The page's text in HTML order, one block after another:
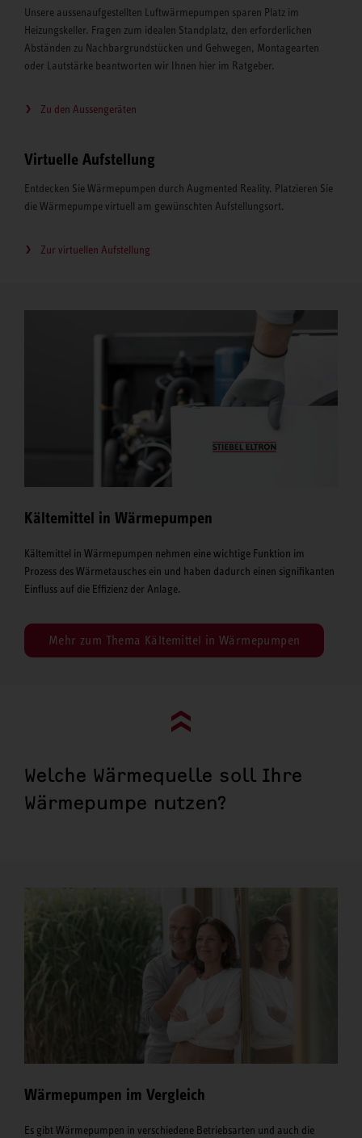
Unsere aussenaufgestellten Luftwärmepumpen sparen Platz im
Heizungskeller. Fragen zum idealen Standplatz, den erforderlichen
Abständen zu Nachbargrundstücken und Gehwegen, Montagearten
oder Lautstärke beantworten wir Ihnen hier im Ratgeber.
Zu den Aussengeräten
Virtuelle Aufstellung
Entdecken Sie Wärmepumpen durch Augmented Reality. Platzieren Sie
die Wärmepumpe virtuell am gewünschten Aufstellungsort.
Zur virtuellen Aufstellung
Kältemittel in Wärmepumpen
Kältemittel in Wärmepumpen nehmen eine wichtige Funktion im
Prozess des Wärmetausches ein und haben dadurch einen signifikanten
Einfluss auf die Effizienz der Anlage.
Mehr zum Thema Kältemittel in Wärmepumpen
Go to top (evo)
Welche Wärmequelle soll Ihre
Wärmepumpe nutzen?
Wärmepumpen im Vergleich
Es gibt Wärmepumpen in verschiedene Betriebsarten und auch die